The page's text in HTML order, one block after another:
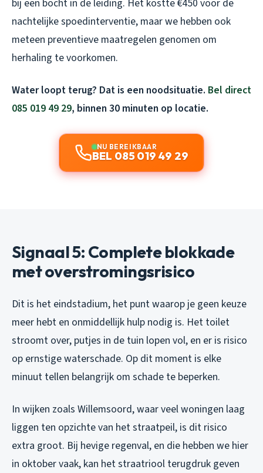
bij een bocht in de leiding. Het kostte €450 voor de
nachtelijke spoedinterventie, maar we hebben ook
meteen preventieve maatregelen genomen om
herhaling te voorkomen.
Water loopt terug? Dat is een noodsituatie. Bel direct
085 019 49 29, binnen 30 minuten op locatie.
NU BEREIKBAAR
BEL 085 019 49 29
Signaal 5: Complete blokkade
met overstromingsrisico
Dit is het eindstadium, het punt waarop je geen keuze
meer hebt en onmiddellijk hulp nodig is. Het toilet
stroomt over, putjes in de tuin lopen vol, en er is risico
op ernstige waterschade. Op dit moment is elke
minuut tellen belangrijk om schade te beperken.
In wijken zoals Willemsoord, waar veel woningen laag
liggen ten opzichte van het straatpeil, is dit risico
extra groot. Bij hevige regenval, en die hebben we hier
in oktober vaak, kan het straatriool terugdruk geven